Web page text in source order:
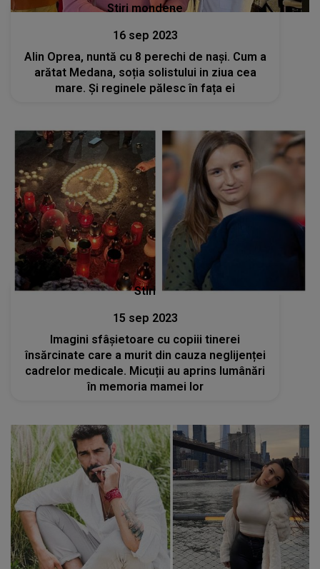
Stiri mondene
16 sep 2023
Alin Oprea, nuntă cu 8 perechi de nași. Cum a
arătat Medana, soția solistului in ziua cea
mare. Și reginele pălesc în fața ei
Stiri
15 sep 2023
Imagini sfâșietoare cu copiii tinerei
însărcinate care a murit din cauza neglijenței
cadrelor medicale. Micuții au aprins lumânări
în memoria mamei lor